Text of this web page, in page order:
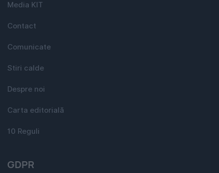
Media KIT
Contact
Comunicate
Stiri calde
Despre noi
Carta editorială
10 Reguli
GDPR